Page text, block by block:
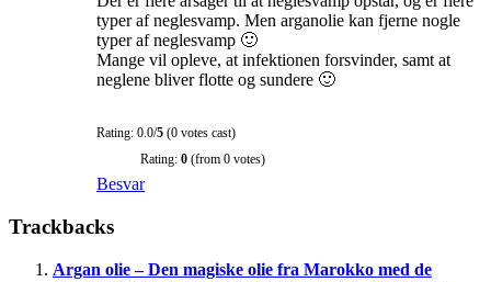
typer af neglesvamp. Men arganolie kan fjerne nogle
typer af neglesvamp 🙂
Mange vil opleve, at infektionen forsvinder, samt at
neglene bliver flotte og sundere 🙂
Rating: 0.0/5 (0 votes cast)
Rating: 0 (from 0 votes)
Besvar
Trackbacks
Argan olie – Den magiske olie fra Marokko med de